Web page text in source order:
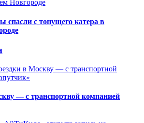
с тонущего катера в
— с транспортной компанией